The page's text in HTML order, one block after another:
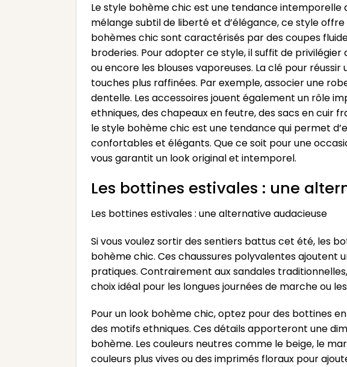
Le style bohème chic est une tendance intemporelle
mélange subtil de liberté et d’élégance, ce style
bohèmes chic sont caractérisés par des coupes
broderies. Pour adopter ce style, il suffit de
ou encore les blouses vaporeuses. La clé pour
touches plus raffinées. Par exemple, associer une
dentelle. Les accessoires jouent également un rôle
ethniques, des chapeaux en feutre, des sacs en cuir
le style bohème chic est une tendance qui permet
confortables et élégants. Que ce soit pour une
vous garantit un look original et intemporel.
Les bottines estivales : une
Les bottines estivales : une alternative audacieuse
Si vous voulez sortir des sentiers battus cet été, les
bohème chic. Ces chaussures polyvalentes
pratiques. Contrairement aux sandales
choix idéal pour les longues journées de marche ou
Pour un look bohème chic, optez pour des bottines
des motifs ethniques. Ces détails apporteront une
bohème. Les couleurs neutres comme le beige, le
couleurs plus vives ou des imprimés floraux pour